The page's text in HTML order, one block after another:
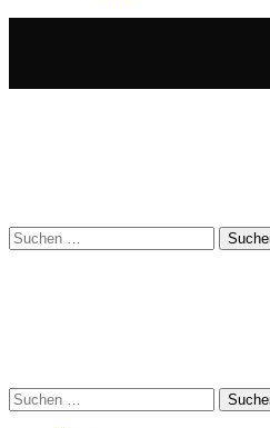
Suchen
nach:
Suchen
nach: